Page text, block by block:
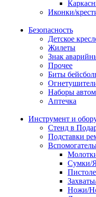
Иконки/
Безопасность
Детское
Жилеты
Знак
Прочее
Биты
Наборы
Аптечка
Инструмент и
Стенд в
Подставки
Сумки/
Ножи/